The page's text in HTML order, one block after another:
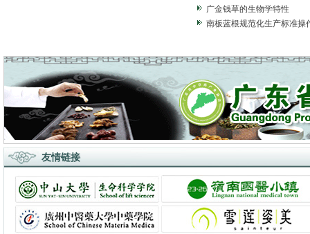
广金钱草的生物学特性
南板蓝根规范化生产标准操
友情链接